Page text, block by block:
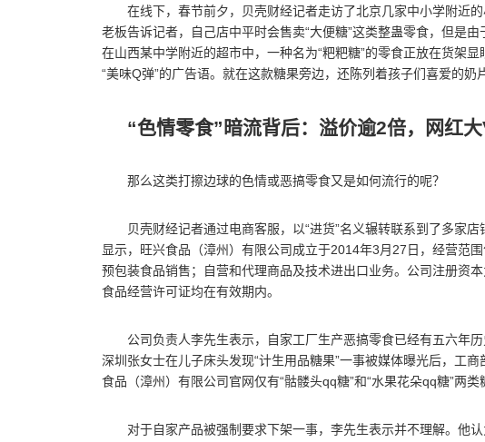
在线下，春节前夕，贝壳财经记者走访了北京几家中小学附近
老板告诉记者，自己店中平时会售卖“大便糖”这类整蛊零食，但是
在山西某中学附近的超市中，一种名为“粑粑糖”的零食正放在货架
“美味Q弹”的广告语。就在这款糖果旁边，还陈列着孩子们喜爱的奶
“色情零食”暗流背后：溢价逾2倍，网红
那么这类打擦边球的色情或恶搞零食又是如何流行的呢？
贝壳财经记者通过电商客服，以“进货”名义辗转联系到了多
显示，旺兴食品（漳州）有限公司成立于2014年3月27日，经营范
预包装食品销售；自营和代理商品及技术进出口业务。公司注册资
食品经营许可证均在有效期内。
公司负责人李先生表示，自家工厂生产恶搞零食已经有五六年
深圳张女士在儿子床头发现“计生用品糖果”一事被媒体曝光后，工
食品（漳州）有限公司官网仅有“骷髅头qq糖”和“水果花朵qq糖”两类
对于自家产品被强制要求下架一事，李先生表示并不理解。他